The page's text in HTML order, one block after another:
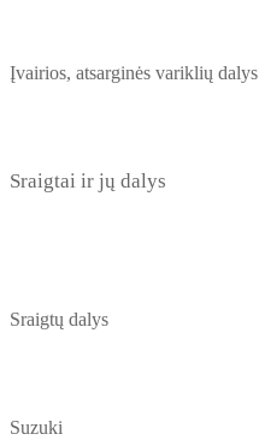
Įvairios, atsarginės variklių dalys
Sraigtai ir jų dalys
Sraigtų dalys
Suzuki